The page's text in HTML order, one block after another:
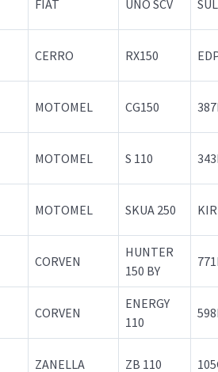
FIAT UNO SCV
CERRO RX150
MOTOMEL CG150
MOTOMEL S 110
MOTOMEL SKUA 250
CORVEN
HUNTER
150 BY
CORVEN
ENERGY
110
ZANELLA ZB 110